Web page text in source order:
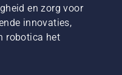
en zorg voor
innovaties,
robotica het